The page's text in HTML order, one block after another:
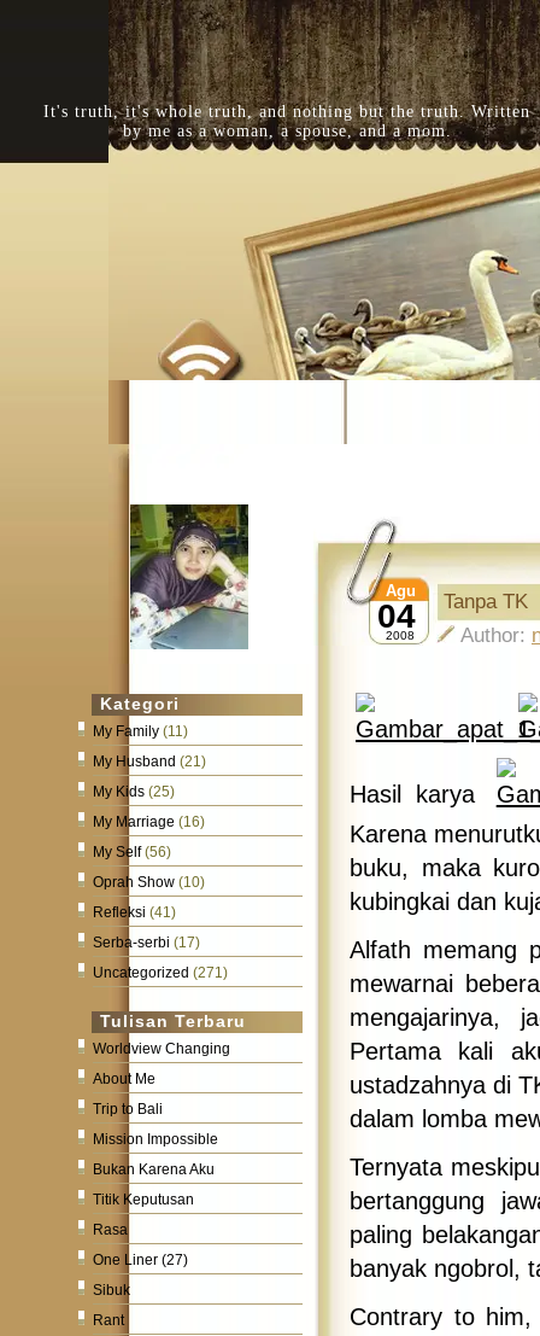
It's truth, it's whole truth, and nothing but the truth. Written
by me as a woman, a spouse, and a mom.
Kategori
My Family (11)
My Husband (21)
My Kids (25)
My Marriage (16)
My Self(56)
Oprah Show (10)
Refleksi (41)
Serba-serbi (17)
Uncategorized (271)
Tulisan Terbaru
Worldview Changing
About Me
Trip to Bali
Mission Impossible
Bukan Karena Aku
Titik Keputusan
Rasa
One Liner (27)
Sibuk
Rant
04
Agu
2008
Tanpa TK
Author:
Hasil karya
Karena
buku, maka
kubingkai dan
Alfath memang
mewarnai
mengajarinya,
Pertama kali
ustadzahnya di
dalam lomba
Ternyata
bertanggung
paling
banyak ngobrol,
Contrary to